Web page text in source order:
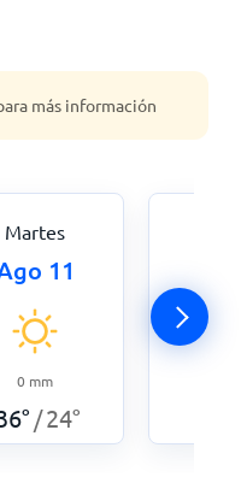
más información
Martes
11
0 mm
° /24°